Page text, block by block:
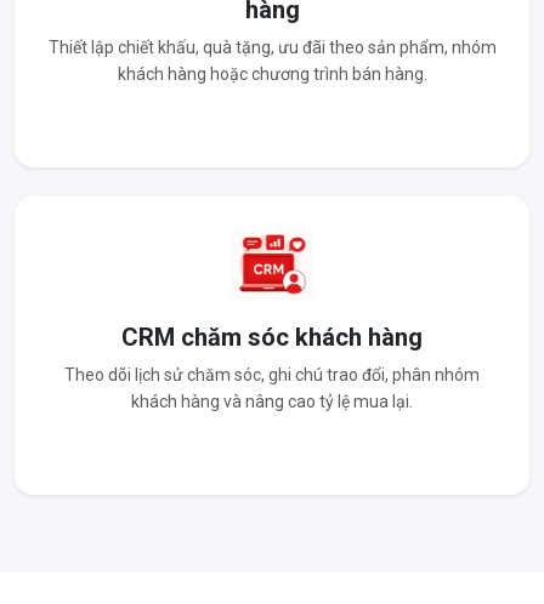
hàng
Thiết lập chiết khấu, quà tặng, ưu đãi theo sản phẩm, nhóm
khách hàng hoặc chương trình bán hàng.
CRM chăm sóc khách hàng
Theo dõi lịch sử chăm sóc, ghi chú trao đổi, phân nhóm
khách hàng và nâng cao tỷ lệ mua lại.